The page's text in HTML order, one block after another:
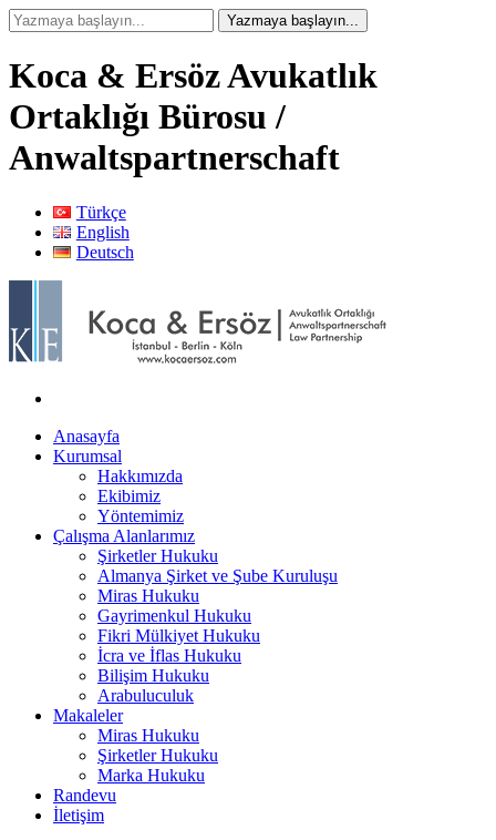
Koca & Ersöz Avukatlık
Ortaklığı Bürosu /
Anwaltspartnerschaft
Türkçe
English
Deutsch
Anasayfa
Kurumsal
Hakkımızda
Ekibimiz
Yöntemimiz
Çalışma Alanlarımız
Şirketler Hukuku
Almanya Şirket ve Şube Kuruluşu
Miras Hukuku
Gayrimenkul Hukuku
Fikri Mülkiyet Hukuku
İcra ve İflas Hukuku
Bilişim Hukuku
Arabuluculuk
Makaleler
Miras Hukuku
Şirketler Hukuku
Marka Hukuku
Randevu
İletişim